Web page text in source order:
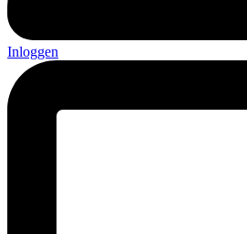
Inloggen